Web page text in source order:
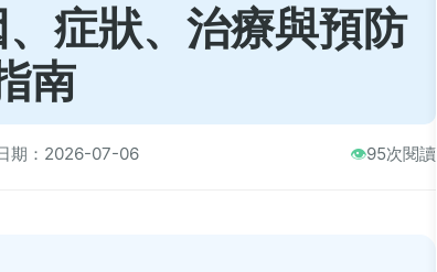
症狀、治療與預防
南
期：2026-07-06 👁️95次閱讀